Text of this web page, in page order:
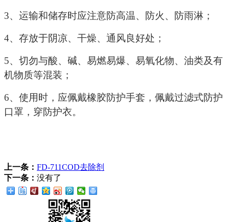
3、运输和储存时应注意防高温、防火、防雨淋；
4、存放于阴凉、干燥、通风良好处；
5、切勿与酸、碱、易燃易爆、易氧化物、油类及有
机物质等混装；
6、使用时，应佩戴橡胶防护手套，佩戴过滤式防护
口罩，穿防护衣。
上一条： FD-711COD去除剂
下一条： 没有了